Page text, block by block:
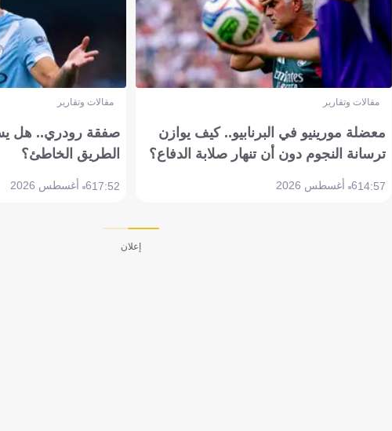
مقالات وتقارير
معضلة مورينيو في البرنابيو.. كيف يوازن
ترسانة النجوم دون أن تنهار صلابة الدفاع؟
14:576 أغسطس 2026
مقالات وتقارير
صفقة رودري.. هل
الطريق الخاطئ؟
17:526 أغسطس 2026
إعلان